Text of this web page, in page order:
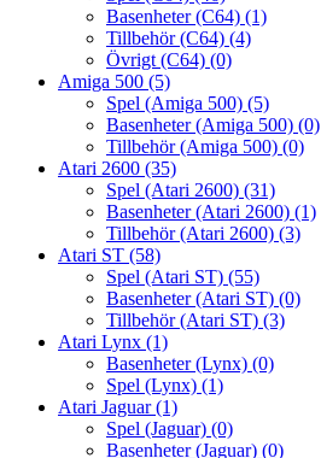
Basenheter (C64) (1)
Tillbehör (C64) (4)
Övrigt (C64) (0)
Amiga 500 (5)
Spel (Amiga 500) (5)
Basenheter (Amiga 500) (0)
Tillbehör (Amiga 500) (0)
Atari 2600 (35)
Spel (Atari 2600) (31)
Basenheter (Atari 2600) (1)
Tillbehör (Atari 2600) (3)
Atari ST (58)
Spel (Atari ST) (55)
Basenheter (Atari ST) (0)
Tillbehör (Atari ST) (3)
Atari Lynx (1)
Basenheter (Lynx) (0)
Spel (Lynx) (1)
Atari Jaguar(1)
Spel (Jaguar) (0)
Basenheter (Jaguar) (0)